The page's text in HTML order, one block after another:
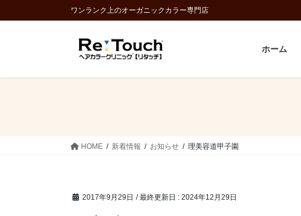
ン
に
ビ
ョ
ワンランク上のオーガニックカラー専門店
ホーム
HOME 新着情報 お知らせ 理美容道甲子園
2017年9月29日 / 最終更新日 : 2024年12月29日